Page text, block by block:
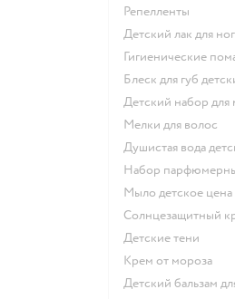
репелленты
детский лак для
гигиенические
блеск для губ
детский набор
мелки для волос
душистая вода
набор
мыло детское цена
солнцезащитный
детские тени
крем от мороза
детский бальзам